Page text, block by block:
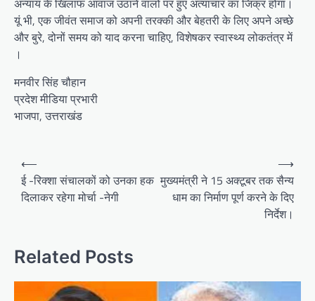
अन्याय के खिलाफ आवाज उठाने वालों पर हुए अत्याचार का जिक्र होगा।
यूं भी, एक जीवंत समाज को अपनी तरक्की और बेहतरी के लिए अपने अच्छे
और बुरे, दोनों समय को याद करना चाहिए, विशेषकर स्वास्थ्य लोकतंत्र में
।
मनवीर सिंह चौहान
प्रदेश मीडिया प्रभारी
भाजपा, उत्तराखंड
o
n
a
v
⟵
ई -रिक्शा संचालकों को उनका हक
दिलाकर रहेगा मोर्चा -नेगी
मुख्यमंत्री ने 15 अक्टूबर तक सैन्य
धाम का निर्माण पूर्ण करने के दिए
निर्देश।
⟶
Related Posts